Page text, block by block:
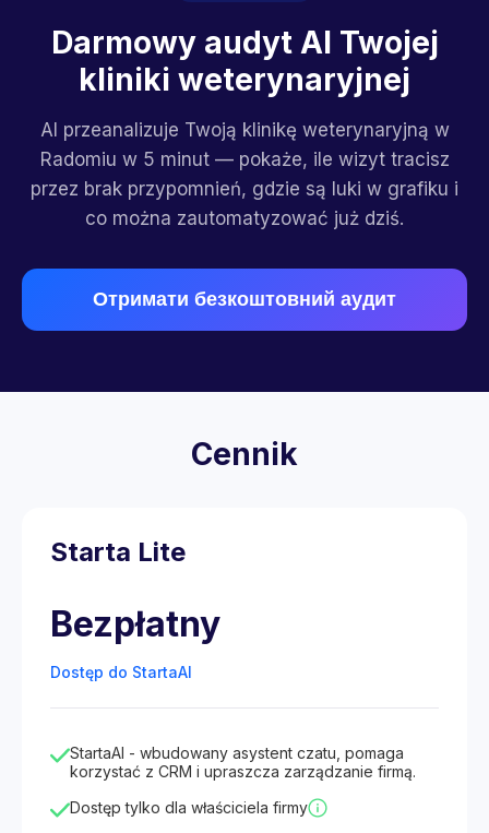
Darmowy audyt AI Twojej
kliniki weterynaryjnej
AI przeanalizuje Twoją klinikę weterynaryjną w
Radomiu w 5 minut — pokaże, ile wizyt tracisz
przez brak przypomnień, gdzie są luki w grafiku i
co można zautomatyzować już dziś.
Отримати безкоштовний аудит
Cennik
Starta Lite
Bezpłatny
Dostęp do StartaAI
StartaAI - wbudowany asystent czatu, pomaga
korzystać z CRM i upraszcza zarządzanie firmą.
Dostęp tylko dla właściciela firmy